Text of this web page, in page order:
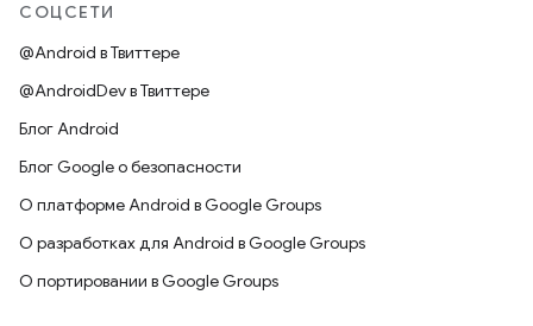
СОЦСЕТИ
@Android в Твиттере
@AndroidDev в Твиттере
Блог Android
Блог Google о безопасности
О платформе Android в Google Groups
О разработках для Android в Google Groups
О портировании в Google Groups